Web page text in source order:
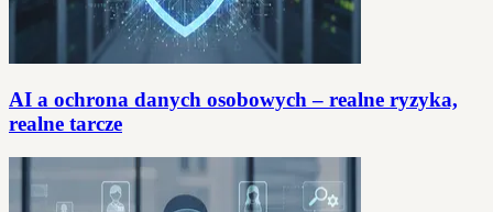
AI a ochrona danych osobowych – realne ryzyka,
realne tarcze